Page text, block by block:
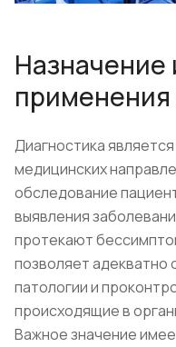
Назначение
применения
Диагностика
медицинских
обследование
выявления
протекают
позволяет
патологии и
происходящие в
Важное значение